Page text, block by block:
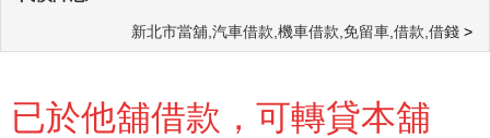
新北市當舖,汽車借款,機車借款,免留車,借款,借錢 >
已於他舖借款，可轉貸本舖